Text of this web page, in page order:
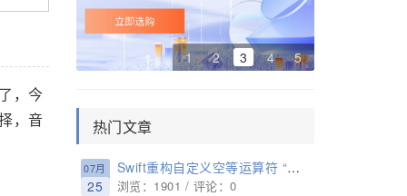
，今
，音
1 2 3 4 5
热门文章
07月
25
Swift重构自定义空等运算符 “？？=” 实例
浏览：1901 / 评论：0